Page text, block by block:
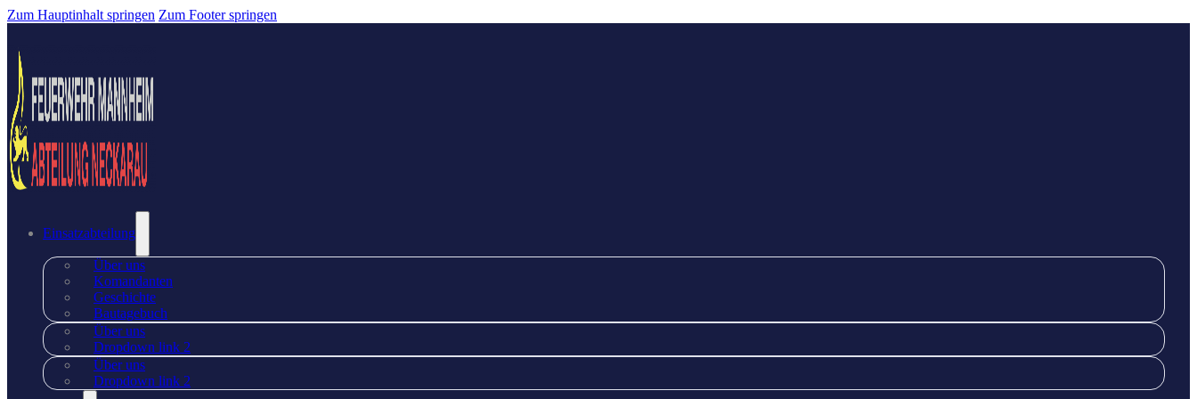
Zum Hauptinhalt springen Zum Footer springen
Einsatzabteilung
Über uns
Komandanten
Geschichte
Bautagebuch
Über uns
Dropdown link 2
Über uns
Dropdown link 2